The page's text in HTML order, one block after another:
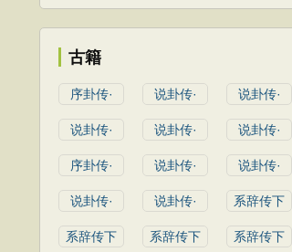
古籍
序卦传· 说卦传· 说卦传·
说卦传· 说卦传· 说卦传·
序卦传· 说卦传· 说卦传·
说卦传· 说卦传· 系辞传下
系辞传下 系辞传下 系辞传下